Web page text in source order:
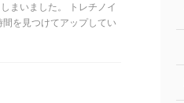
まいました。 トレチノイ
を見つけてアップしてい